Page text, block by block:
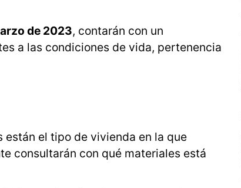
de 2023, contarán con un
a las condiciones de vida, pertenencia
están el tipo de vivienda en la que
consultarán con qué materiales está